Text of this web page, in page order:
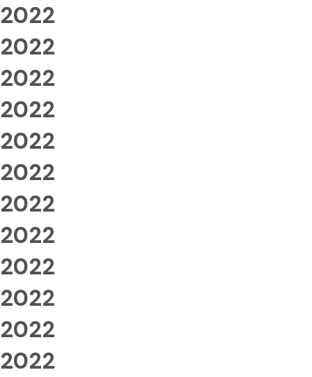
2022
2022
2022
2022
2022
2022
2022
2022
2022
2022
2022
2022